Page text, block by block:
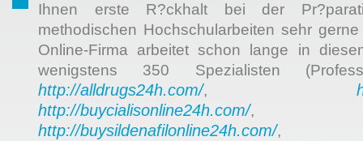
Ihnen erste R?ckhalt bei der
methodischen Hochschularbeiten sehr
Online-Firma arbeitet schon lange in
wenigstens 350 Spezialisten
http://alldrugs24h.com/,
http://buycialisonline24h.com/,
http://buysildenafilonline24h.com/,